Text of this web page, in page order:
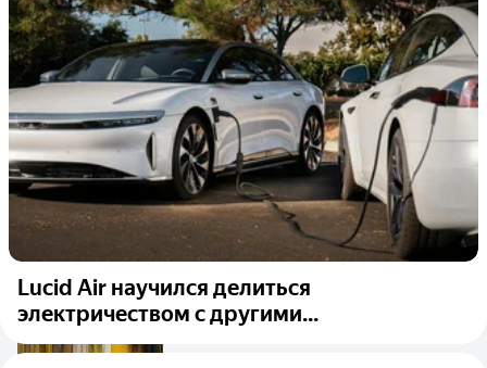
Lucid Air научился делиться
электричеством с другими...